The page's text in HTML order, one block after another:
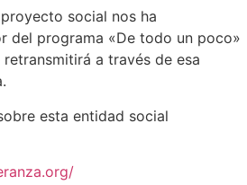
social nos ha
del programa «De todo un poco»
a través de esa
esta entidad social